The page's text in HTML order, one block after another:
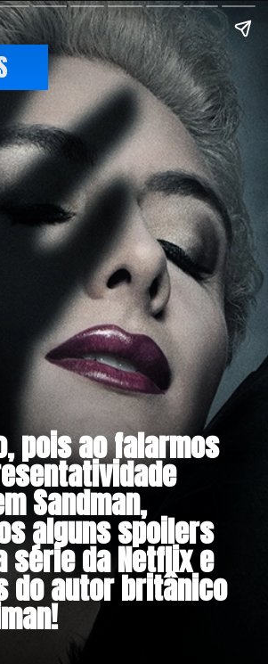
pois ao falarmos
Sandman,
alguns spoilers
série da Netflix e
do autor britânico